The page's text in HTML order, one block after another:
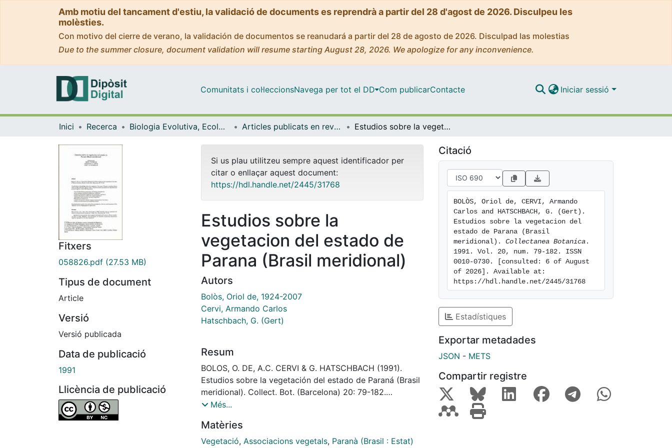
Amb motiu del tancament d'estiu, la validació de documents es reprendrà a partir del 28 d'agost de 2026. Disculpeu les
molèsties.
Con motivo del cierre de verano, la validación de documentos se reanudará a partir del 28 de agosto de 2026. Disculpad las molestias
Due to the summer closure, document validation will resume starting August 28, 2026. We apologize for any inconvenience.
Comunitats i col·leccionsNavega per tot el DD Com publicarContacte Iniciar sessió
Inici Recerca Biologia Evolutiva, Ecologia i Ciències Ambientals Articles publicats en revistes (Biologia Evolutiva, Ecologia i Ciències Ambientals) Estudios sobre la vegetacion del estado de Parana (Brasil meridional)
Fitxers
058826.pdf (27.53 MB)
Tipus de document
Article
Versió
Versió publicada
Data de publicació
1991
Llicència de publicació
Si us plau utilitzeu sempre aquest identificador per
citar o enllaçar aquest document:
https://hdl.handle.net/2445/31768
Estudios sobre la
vegetacion del estado de
Parana (Brasil meridional)
Autors
Bolòs, Oriol de, 1924-2007
Cervi, Armando Carlos
Hatschbach, G. (Gert)
Resum
BOLOS, O. DE, A.C. CERVI & G. HATSCHBACH (1991).
Estudios sobre la vegetación del estado de Paraná (Brasil
meridional). Collect. Bot. (Barcelona) 20: 79-182.
Aportación al conocimiento de la vegetación del estado
valle del Iguacú). Se describen numerosas asociaciones
vegetales agrupadas en las clases siguientes: Pistio-
Més...
Matèries
Vegetació, Associacions vegetals, Paranà (Brasil : Estat)
Citació
BOLÒS, Oriol de, CERVI, Armando
Carlos and HATSCHBACH, G. (Gert).
Estudios sobre la vegetacion del
estado de Parana (Brasil
meridional). Collectanea Botanica .
1991. Vol. 20, num. 79-182. ISSN
0010-0730. [consulted: 6 of August
of 2026]. Available at:
https://hdl.handle.net/2445/31768
Estadístiques
Exportar metadades
JSON - METS
Compartir registre